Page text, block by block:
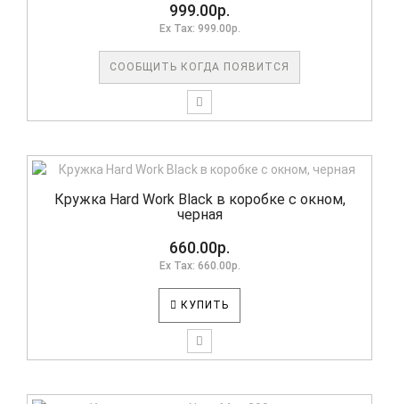
999.00р.
Ex Tax: 999.00р.
СООБЩИТЬ КОГДА ПОЯВИТСЯ
Кружка Hard Work Black в коробке с окном,
черная
660.00р.
Ex Tax: 660.00р.
КУПИТЬ